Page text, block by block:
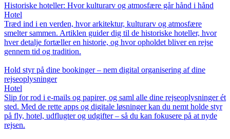
Historiske hoteller: Hvor kulturarv og atmosfære går hånd i hånd
Hotel
Træd ind i en verden, hvor arkitektur, kulturarv og atmosfære
smelter sammen. Artiklen guider dig til de historiske hoteller, hvor
hver detalje fortæller en historie, og hvor opholdet bliver en rejse
gennem tid og tradition.
Hold styr på dine bookinger – nem digital organisering af dine
rejseoplysninger
Hotel
Slip for rod i e-mails og papirer, og saml alle dine rejseoplysninger ét
sted. Med de rette apps og digitale løsninger kan du nemt holde styr
på fly, hotel, udflugter og udgifter – så du kan fokusere på at nyde
rejsen.